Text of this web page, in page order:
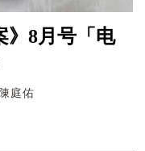
》8月号「电
庭佑